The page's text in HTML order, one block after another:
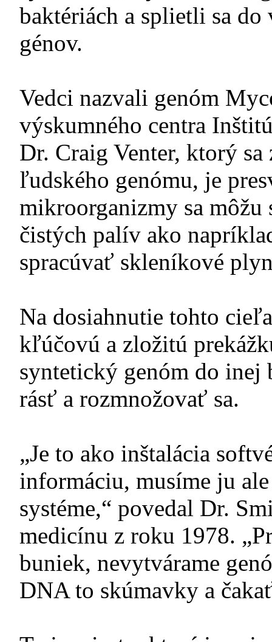
baktériách a splietli sa
génov.
Vedci nazvali genóm
výskumného centra
Dr. Craig Venter, ktorý
ľudského genómu, je
mikroorganizmy sa
čistých palív ako
spracúvať skleníkové
Na dosiahnutie tohto
kľúčovú a zložitú
syntetický genóm do inej
rásť a rozmnožovať sa.
„Je to ako inštalácia
informáciu, musíme ju
systéme,“ povedal Dr.
medicínu z roku 1978.
buniek, nevytvárame
DNA to skúmavky a